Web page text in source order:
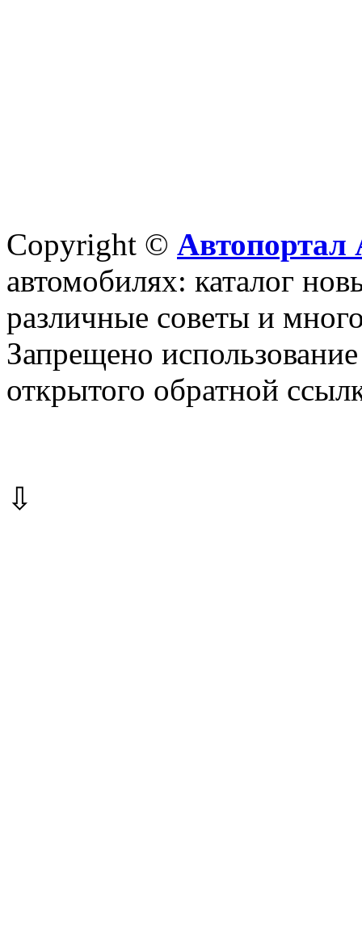
Copyright © Автопортал
автомобилях: каталог
различные советы и
Запрещено
открытого обратной
⇩